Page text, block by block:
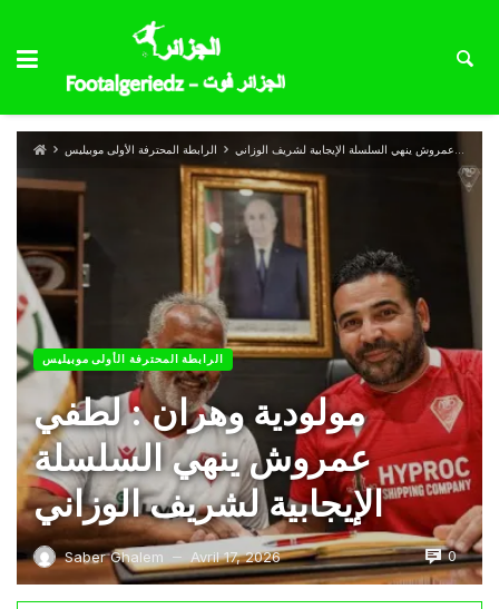
الرابطة المحترفة الأولى موبيليس مولودية وهران : لطفي عمروش ينهي السلسلة الإيجابية لشريف الوزاني
الرابطة المحترفة الأولى موبيليس
مولودية وهران : لطفي
عمروش ينهي السلسلة
الإيجابية لشريف الوزاني
Saber Ghalem — Avril 17, 2026 0